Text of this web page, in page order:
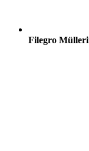
Filegro